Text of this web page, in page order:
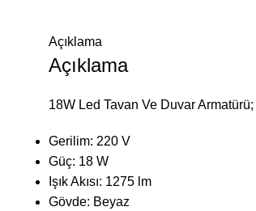
Açıklama
Açıklama
18W Led Tavan Ve Duvar Armatürü;
Gerilim: 220 V
Güç: 18 W
Işık Akısı: 1275 lm
Gövde: Beyaz